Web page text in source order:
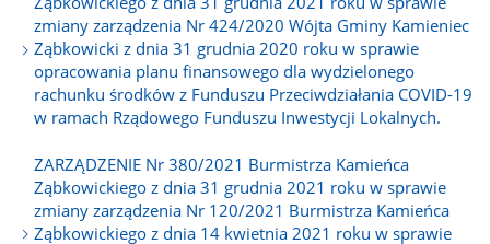
zmiany zarządzenia Nr 424/2020 Wójta Gminy Kamieniec
Ząbkowicki z dnia 31 grudnia 2020 roku w sprawie
opracowania planu finansowego dla wydzielonego
rachunku środków z Funduszu Przeciwdziałania COVID-19
w ramach Rządowego Funduszu Inwestycji Lokalnych.
ZARZĄDZENIE Nr 380/2021 Burmistrza Kamieńca
Ząbkowickiego z dnia 31 grudnia 2021 roku w sprawie
zmiany zarządzenia Nr 120/2021 Burmistrza Kamieńca
Ząbkowickiego z dnia 14 kwietnia 2021 roku w sprawie